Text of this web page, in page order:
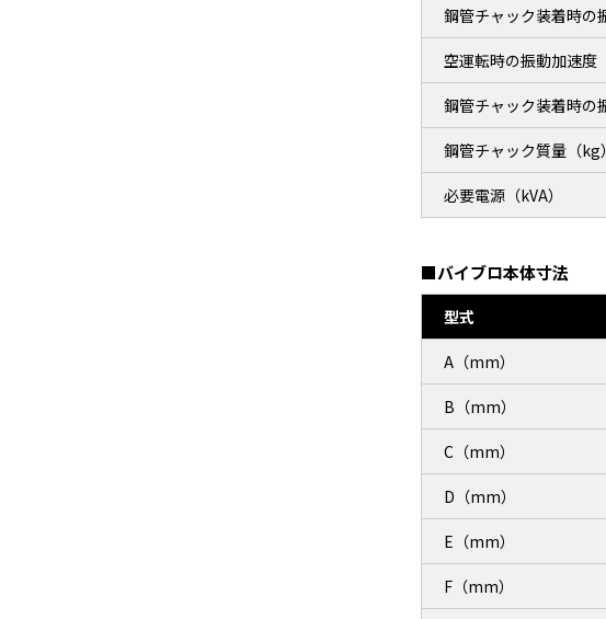
鋼管チャック装着時の
空運転時の振動加速度
鋼管チャック装着時の
鋼管チャック質量（kg）
必要電源（kVA）
■バイブロ本体寸法
型式
A（mm）
B（mm）
C（mm）
D（mm）
E（mm）
F（mm）